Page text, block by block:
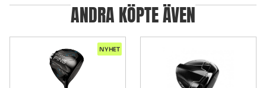
ANDRA KÖPTE ÄVEN
NYHET